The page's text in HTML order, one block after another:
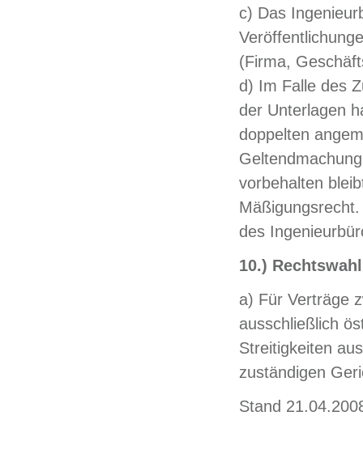
c) Das
(Firma,
d) Im Falle des
der Unterlagen
doppelten
vorbehalten
des
10.)
a) Für Verträge
ausschließlich
Streitigkeiten
zuständigen
Stand